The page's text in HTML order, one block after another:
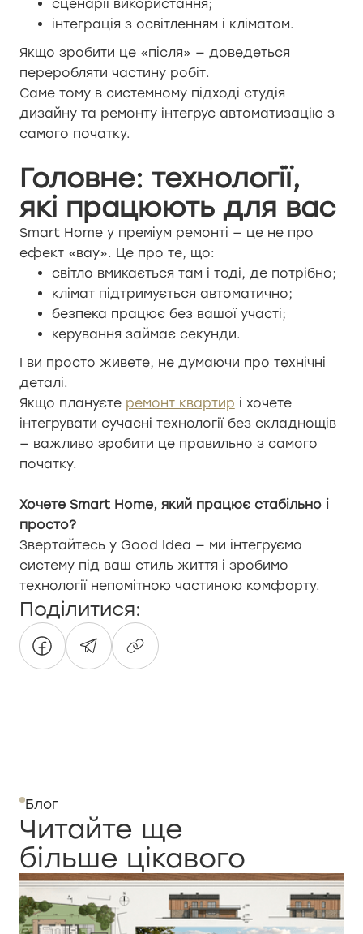
сценарії використання;
інтеграція з освітленням і кліматом.
Якщо зробити це «після» — доведеться
переробляти частину робіт.
Саме тому в системному підході студія
дизайну та ремонту інтегрує автоматизацію з
самого початку.
Головне: технології,
які працюють для вас
Smart Home у преміум ремонті — це не про
ефект «вау». Це про те, що:
світло вмикається там і тоді, де потрібно;
клімат підтримується автоматично;
безпека працює без вашої участі;
керування займає секунди.
І ви просто живете, не думаючи про технічні
деталі.
Якщо плануєте ремонт квартир і хочете
інтегрувати сучасні технології без складнощів
— важливо зробити це правильно з самого
початку.
Хочете Smart Home, який працює стабільно і
просто?
Звертайтесь у Good Idea — ми інтегруємо
систему під ваш стиль життя і зробимо
технології непомітною частиною комфорту.
Поділитися:
Блог
Читайте ще
більше цікавого